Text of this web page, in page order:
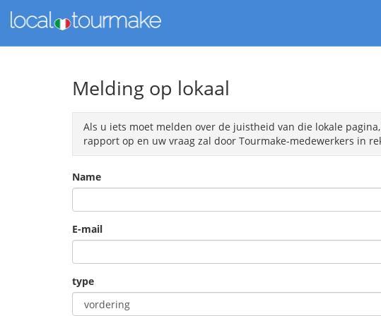
Melding op lokaal
Als u iets moet melden over de juistheid van die lokale
rapport op en uw vraag zal door Tourmake-medewerkers in
Name
E-mail
type